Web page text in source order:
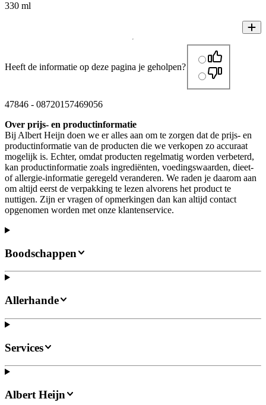
330 ml
Heeft de informatie op deze pagina je geholpen?
47846 - 08720157469056
Over prijs- en productinformatie
Bij Albert Heijn doen we er alles aan om te zorgen dat de prijs- en
productinformatie van de producten die we verkopen zo accuraat
mogelijk is. Echter, omdat producten regelmatig worden verbeterd,
kan productinformatie zoals ingrediënten, voedingswaarden, dieet-
of allergie-informatie geregeld veranderen. We raden je daarom aan
om altijd eerst de verpakking te lezen alvorens het product te
nuttigen. Zijn er vragen of opmerkingen dan kan altijd contact
opgenomen worden met onze klantenservice.
Boodschappen
Allerhande
Services
Albert Heijn